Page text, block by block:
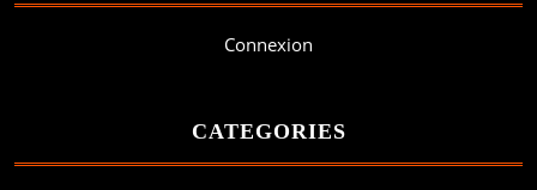
Connexion
CATEGORIES